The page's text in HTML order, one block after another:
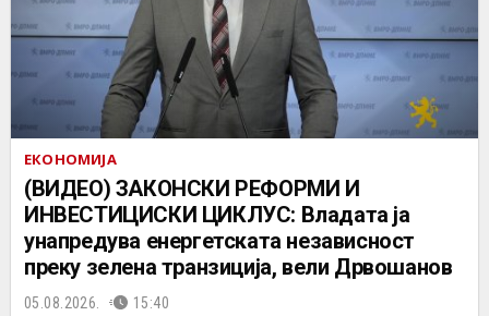
ЕКОНОМИЈА
(ВИДЕО) ЗАКОНСКИ РЕФОРМИ И
ИНВЕСТИЦИСКИ ЦИКЛУС: Владата ја
унапредува енергетската независност
преку зелена транзиција, вели Дрвошанов
05.08.2026. 15:40